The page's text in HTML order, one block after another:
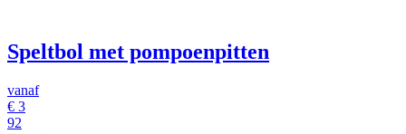
Speltbol met pompoenpitten
vanaf
€ 3
92